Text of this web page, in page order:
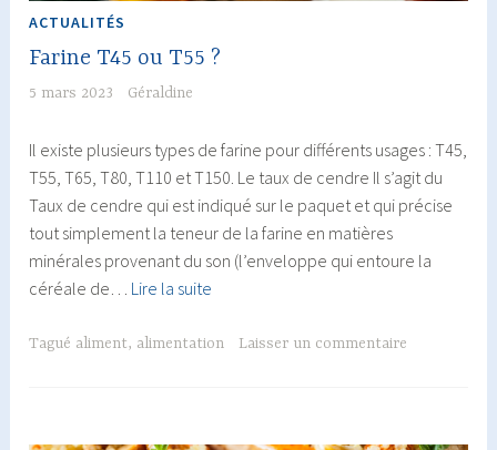
ACTUALITÉS
Farine T45 ou T55 ?
5 mars 2023 Géraldine
Il existe plusieurs types de farine pour différents usages : T45,
T55, T65, T80, T110 et T150. Le taux de cendre Il s’agit du
Taux de cendre qui est indiqué sur le paquet et qui précise
tout simplement la teneur de la farine en matières
minérales provenant du son (l’enveloppe qui entoure la
céréale de… Lire la suite
ou
Tagué aliment, alimentation Laisser un commentaire